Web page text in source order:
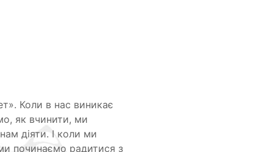
Коли в нас виникає
як вчинити, ми
діяти. І коли ми
починаємо радитися з